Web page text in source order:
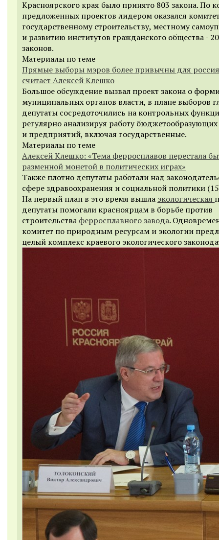
Красноярского края было принято 803 закона. По
предложенных проектов лидером оказался
государственному строительству, местному
и развитию институтов гражданского общества -
законов.
Материалы по теме
Прямые выборы мэров более привычны для
считает Алексей Клешко
Большое обсуждение вызвал проект закона о
муниципальных органов власти, в плане выборов
депутаты сосредоточились на контрольных
регулярно анализируя работу бюджетообразующих
и предприятий, включая государственные.
Материалы по теме
Алексей Клешко: «Тема ферросплавов перестала
разменной монетой в политических играх»
Также плотно депутаты работали над
сфере здравоохранения и социальной политики
На первый план в это время вышла экологическая
депутаты помогали красноярцам в борьбе против
строительства ферросплавного завода.
комитет по природным ресурсам и экологии
целый комплекс краевого экологического